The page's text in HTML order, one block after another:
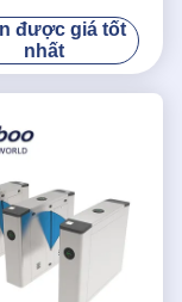
cao vòng eo
được giá tốt
nhất